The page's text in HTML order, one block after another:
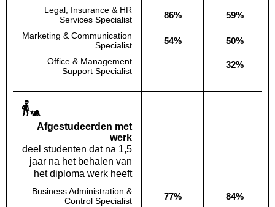
Legal, Insurance & HR
Services Specialist
Deze opleiding:
86% Landelijk
59%
Marketing & Communication
Specialist
Deze opleiding:
54% Landelijk
50%
Office & Management
Support Specialist
Deze opleiding:
Geen waarde bekendLandelijk
32%
Af­gestudeerden met
werk
deel studenten dat na 1,5
jaar na het behalen van
het diploma werk heeft
Business Administration &
Control Specialist
Deze opleiding:
77% Landelijk
84%